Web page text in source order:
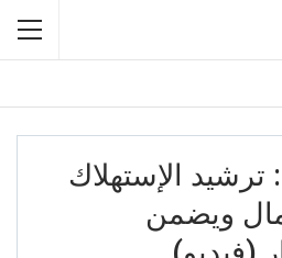
ترشيد الإستهلاك
ويضمن